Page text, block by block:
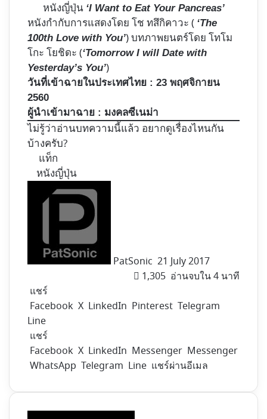
หนังญี่ปุ่น ‘I Want to Eat Your Pancreas’
หนังกำกับการแสดงโดย โช ทสึกิคาวะ ( ‘The
100th Love with You’) บทภาพยนตร์โดย โทโม
โกะ โยชิดะ (‘Tomorrow I will Date with
Yesterday’s You’)
วันที่เข้าฉายในประเทศไทย : 23 พฤศจิกายน
2560
ผู้นำเข้ามาฉาย : มงคลซีเนม่า
ไม่รู้ว่าอ่านบทความนี้แล้ว อยากดูเรื่องไหนกัน
บ้างครับ?
แท็ก
หนังญี่ปุ่น
PatSonic 21 July 2017
1,305 อ่านจบใน 4 นาที
แชร์
Facebook X LinkedIn Pinterest Telegram
Line
แชร์
Facebook X LinkedIn Messenger Messenger
WhatsApp Telegram Line แชร์ผ่านอีเมล